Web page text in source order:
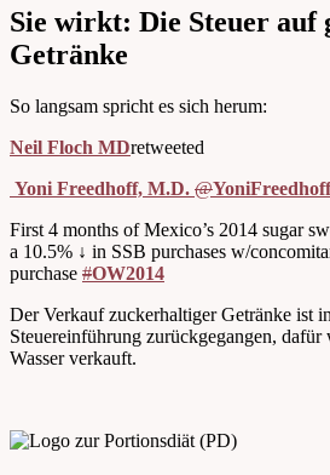
Sie wirkt: Die Steuer auf
Getränke
So langsam spricht es sich herum:
Neil Floch MDretweeted
Yoni Freedhoff, M.D. @YoniFreedhoff
First 4 months of Mexico’s 2014 sugar
a 10.5% ↓ in SSB purchases w/
purchase #OW2014
Der Verkauf zuckerhaltiger Getränke ist
Steuereinführung zurückgegangen,
Wasser verkauft.